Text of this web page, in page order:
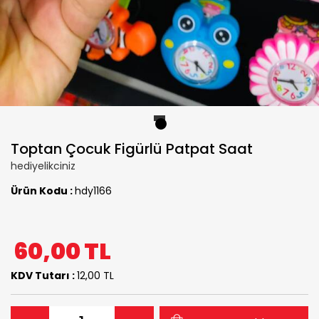
Toptan Çocuk Figürlü Patpat Saat
hediyelikciniz
Ürün Kodu :hdy1166
60,00TL
KDV Tutarı :12,00 TL